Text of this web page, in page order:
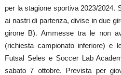
per la stagione sportiva 2023/2024.
ai nastri di partenza, divise in due
girone B). Ammesse tra le non
(richiesta campionato inferiore) e
Futsal Seles e Soccer Lab
sabato 7 ottobre. Prevista per